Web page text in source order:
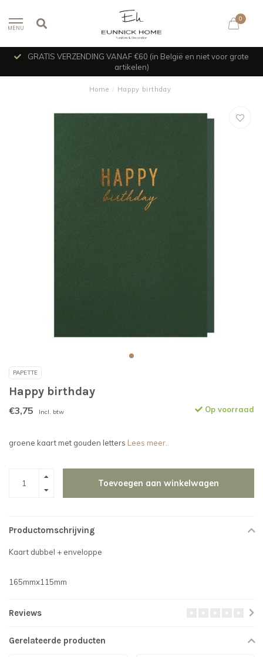
MENU
0
GRATIS VERZENDING VANAF €60 (in België en niet voor grote
artikelen)
Home / Happy birthday
PAPETTE
Happy birthday
€3,75 Incl. btw Op voorraad
groene kaart met gouden letters Lees meer..
Toevoegen aan winkelwagen
Productomschrijving
Kaart dubbel + enveloppe
165mmx115mm
Reviews
Gerelateerde producten